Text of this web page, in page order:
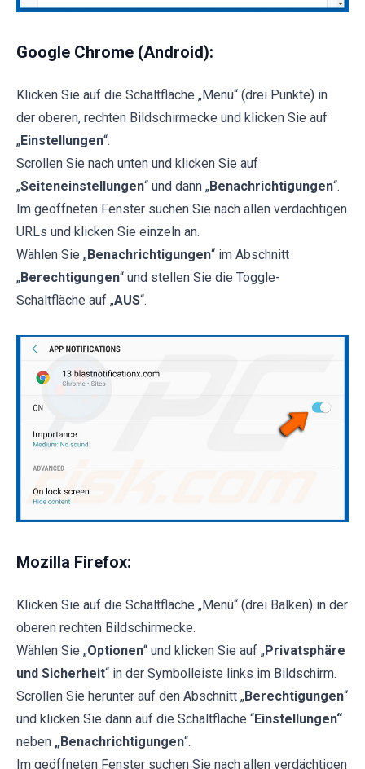
Google Chrome (Android):
Klicken Sie auf die Schaltfläche „Menü“ (drei Punkte) in
der oberen, rechten Bildschirmecke und klicken Sie auf
„Einstellungen“.
Scrollen Sie nach unten und klicken Sie auf
„Seiteneinstellungen“ und dann „Benachrichtigungen“.
Im geöffneten Fenster suchen Sie nach allen verdächtigen
URLs und klicken Sie einzeln an.
Wählen Sie „Benachrichtigungen“ im Abschnitt
„Berechtigungen“ und stellen Sie die Toggle-
Schaltfläche auf „AUS“.
Mozilla Firefox:
Klicken Sie auf die Schaltfläche „Menü“ (drei Balken) in der
oberen rechten Bildschirmecke.
Wählen Sie „Optionen“ und klicken Sie auf „Privatsphäre
und Sicherheit“ in der Symbolleiste links im Bildschirm.
Scrollen Sie herunter auf den Abschnitt „Berechtigungen“
und klicken Sie dann auf die Schaltfläche “Einstellungen“
neben „Benachrichtigungen“.
Im geöffneten Fenster suchen Sie nach allen verdächtigen